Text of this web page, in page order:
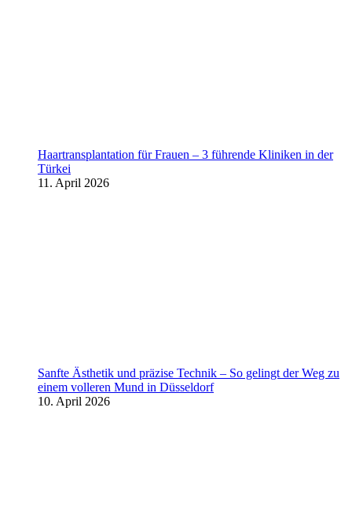
Haartransplantation für Frauen – 3 führende Kliniken in der
Türkei
11. April 2026
Sanfte Ästhetik und präzise Technik – So gelingt der Weg zu
einem volleren Mund in Düsseldorf
10. April 2026